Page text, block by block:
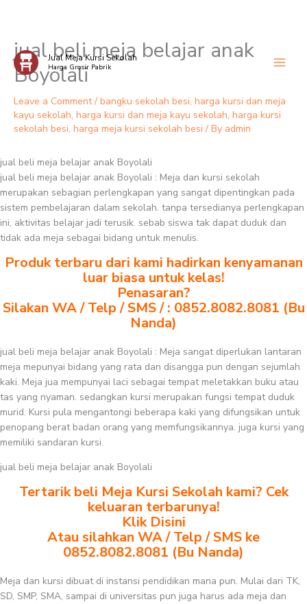
Skip
content
Jual Meja Kursi Sekolah
Harga Grosir Pabrik
jual beli meja belajar anak
Boyolali
Leave a Comment / bangku sekolah besi, harga kursi dan meja
kayu sekolah, harga kursi dan meja kayu sekolah, harga kursi
sekolah besi, harga meja kursi sekolah besi / By admin
jual beli meja belajar anak Boyolali
jual beli meja belajar anak Boyolali : Meja dan kursi sekolah
merupakan sebagian perlengkapan yang sangat dipentingkan pada
sistem pembelajaran dalam sekolah. tanpa tersedianya perlengkapan
ini, aktivitas belajar jadi terusik. sebab siswa tak dapat duduk dan
tidak ada meja sebagai bidang untuk menulis.
Produk terbaru dari kami hadirkan kenyamanan
luar biasa untuk kelas!
Penasaran?
Silakan WA / Telp / SMS / : 0852.8082.8081 (Bu
Nanda)
jual beli meja belajar anak Boyolali : Meja sangat diperlukan lantaran
meja mepunyai bidang yang rata dan disangga pun dengan sejumlah
kaki. Meja jua mempunyai laci sebagai tempat meletakkan buku atau
tas yang nyaman. sedangkan kursi merupakan fungsi tempat duduk
murid. Kursi pula mengantongi beberapa kaki yang difungsikan untuk
penopang berat badan orang yang memfungsikannya. juga kursi yang
memiliki sandaran kursi.
jual beli meja belajar anak Boyolali
Tertarik beli Meja Kursi Sekolah kami? Cek
keluaran terbarunya!
Klik Disini
Atau silahkan WA / Telp / SMS ke
0852.8082.8081 (Bu Nanda)
Meja dan kursi dibuat di instansi pendidikan mana pun. Mulai dari TK,
SD, SMP, SMA, sampai di universitas pun juga harus ada meja dan